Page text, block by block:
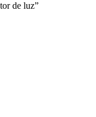
de luz”